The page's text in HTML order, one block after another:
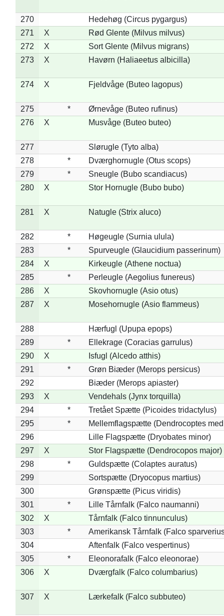
270
Hedehøg (Circus pygargus)
271
X
Rød Glente (Milvus milvus)
272
X
Sort Glente (Milvus migrans)
273
X Havørn (Haliaeetus albicilla)
274 X Fjeldvåge (Buteo lagopus)
275 *
Ørnevåge (Buteo rufinus)
276
X Musvåge (Buteo buteo)
277
Slørugle (Tyto alba)
278
*
Dværghornugle (Otus scops)
279
*
Sneugle (Bubo scandiacus)
280
X Stor Hornugle (Bubo bubo)
281 X Natugle (Strix aluco)
282 *
Høgeugle (Surnia ulula)
283
*
Spurveugle (Glaucidium passerinum)
284
X
Kirkeugle (Athene noctua)
285
*
Perleugle (Aegolius funereus)
286
X
Skovhornugle (Asio otus)
287
X Mosehornugle (Asio flammeus)
288
Hærfugl (Upupa epops)
289
*
Ellekrage (Coracias garrulus)
290
X
Isfugl (Alcedo atthis)
291
*
Grøn Biæder (Merops persicus)
292
Biæder (Merops apiaster)
293
X
Vendehals (Jynx torquilla)
294
*
Tretået Spætte (Picoides tridactylus)
295
*
Mellemflagspætte (Dendrocoptes
296
Lille Flagspætte (Dryobates minor)
297
X
Stor Flagspætte (Dendrocopos major)
298
*
Guldspætte (Colaptes auratus)
299
Sortspætte (Dryocopus martius)
300
Grønspætte (Picus viridis)
301
*
Lille Tårnfalk (Falco naumanni)
302
X
Tårnfalk (Falco tinnunculus)
303
*
Amerikansk Tårnfalk (Falco
304
Aftenfalk (Falco vespertinus)
305
*
Eleonorafalk (Falco eleonorae)
306
X Dværgfalk (Falco columbarius)
307 X Lærkefalk (Falco subbuteo)